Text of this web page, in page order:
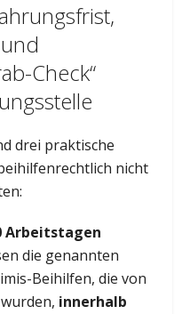
Check“
drei praktische
nicht
Arbeitstagen
die genannten
Beihilfen, die von
innerhalb